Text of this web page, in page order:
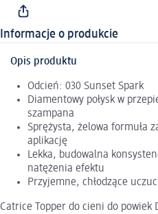
Informacje o produkcie
Opis produktu
Odcień: 030 Sunset Spark
Diamentowy połysk w
szampana
Sprężysta, żelowa formuła
aplikację
Lekka, budowalna
natężenia efektu
Przyjemne, chłodzące
Catrice Topper do cieni do